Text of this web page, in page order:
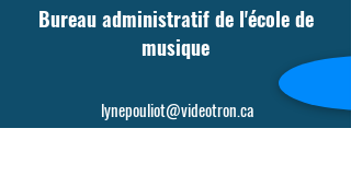
Bureau administratif de l'école de
musique
lynepouliot@videotron.ca